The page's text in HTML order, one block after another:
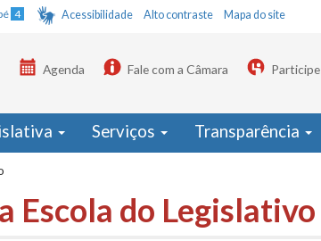
4 Acessibilidade Alto contraste Mapa do site
Agenda Fale com a Câmara Participe
Serviços Transparência
Escola do Legislativo